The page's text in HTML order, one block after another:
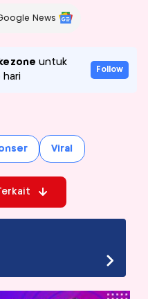
News
untuk
Follow
Viral